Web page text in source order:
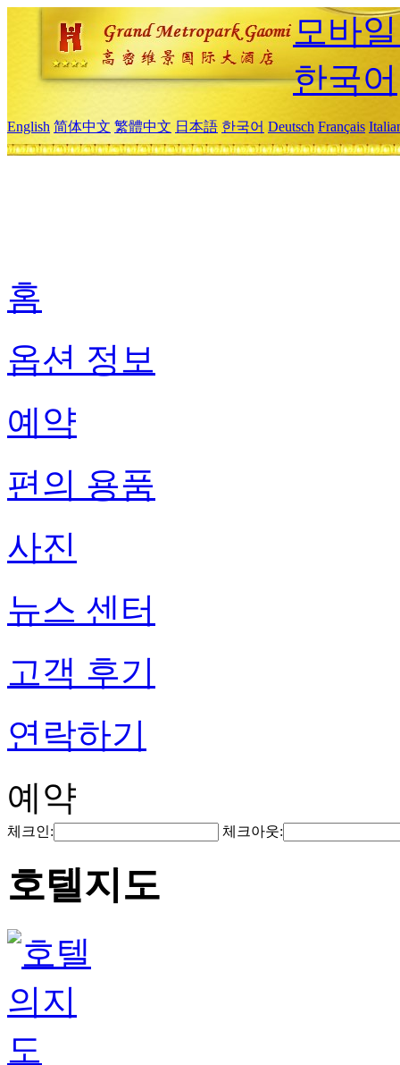
모바
한국어
English 简体中文 繁體中文 日本語 한국어 Deutsch Français
홈
옵션 정보
예약
편의 용품
사진
뉴스 센터
고객 후기
연락하기
예약
체크인: 체크아웃:
호텔지도